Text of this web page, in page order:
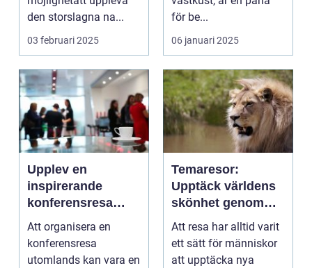
den storslagna na...
03 februari 2025
för be...
06 januari 2025
Upplev en
inspirerande
konferensresa
utomlands
Att organisera en
konferensresa
utomlands kan vara en
Temaresor:
Upptäck världens
skönhet genom
specialiserade
resor
Att resa har alltid varit
ett sätt för människor
att upptäcka nya